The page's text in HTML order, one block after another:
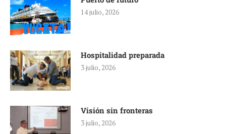
14 julio, 2026
Hospitalidad preparada
3 julio, 2026
Visión sin fronteras
3 julio, 2026